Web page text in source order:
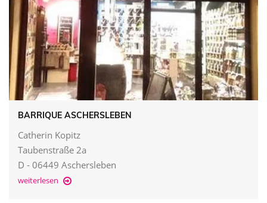
BARRIQUE ASCHERSLEBEN
Catherin Kopitz
Taubenstraße 2a
D - 06449 Aschersleben
weiterlesen